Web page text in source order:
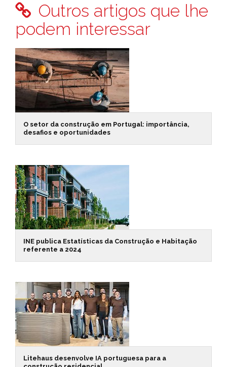
Outros artigos que lhe
podem interessar
O setor da construção em Portugal: importância,
desafios e oportunidades
INE publica Estatísticas da Construção e Habitação
referente a 2024
Litehaus desenvolve IA portuguesa para a